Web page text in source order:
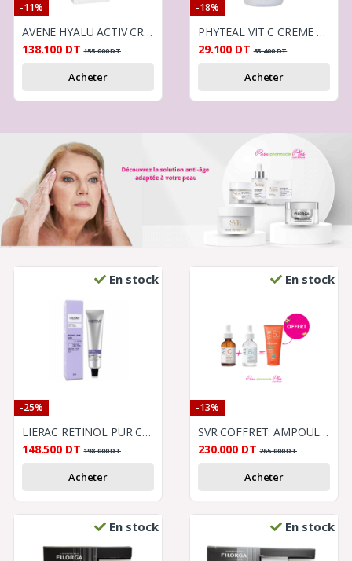
-11%
AVENE HYALU ACTIV CREME PROCEDURE RETINAL 0.1% 30ML
138.100 DT 155.000DT
Acheter
-18%
PHYTEAL VIT C CREME VISAGE 50ML
29.100 DT 35.400DT
Acheter
En stock
-25%
LIERAC RETINOL PUR CRÈME ANTI-RIDES 30 ML
148.500 DT 198.000DT
Acheter
En stock
-13%
SVR COFFRET: AMPOULE B HYDRA 30ML + AMPOULE C ANTI OXYDANT 30ML+ SVR SUN SECURE BLUR SPF 50+ 50ML
230.000 DT 265.000DT
Acheter
En stock En stock